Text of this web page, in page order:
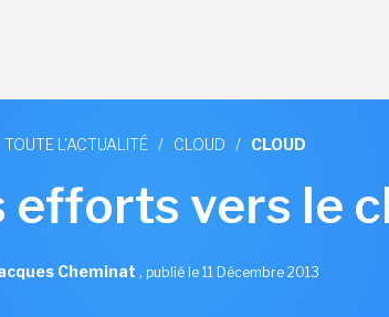
TOUTE L'ACTUALITÉ / CLOUD / CLOUD
efforts vers le
Cheminat , publié le 11 Décembre 2013